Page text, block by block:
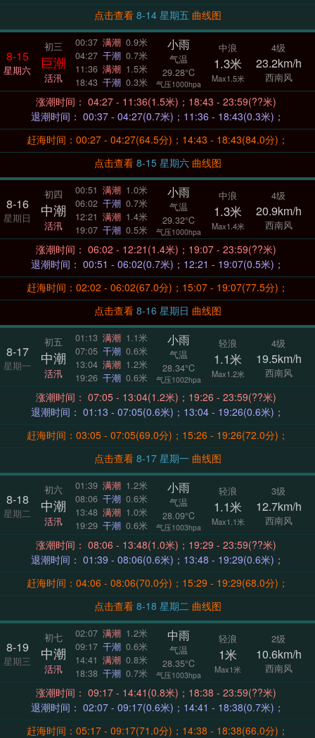
点击查看
8-14 星期五 曲线图
8-15
星期六
初三
巨潮
活汛
00:37 满潮 0.9米
04:27 干潮 0.7米
11:36 满潮 1.5米
18:43 干潮 0.3米
小雨
气温
29.28°C
气压1000hpa
中浪
1.3米
Max1.5米
4级
23.2km/h
西南风
涨潮时间： 04:27 - 11:36(1.5米)；18:43 - 23:59(??米)
退潮时间： 00:37 - 04:27(0.7米)；11:36 - 18:43(0.3米)；
赶海时间：00:27 - 04:27(64.5分)；14:43 - 18:43(84.0分)；
点击查看
8-15 星期六 曲线图
8-16
星期日
初四
中潮
活汛
00:51 满潮 1.0米
06:02 干潮 0.7米
12:21 满潮 1.4米
19:07 干潮 0.5米
小雨
气温
29.32°C
气压1000hpa
中浪
1.3米
Max1.4米
4级
20.9km/h
西南风
涨潮时间： 06:02 - 12:21(1.4米)；19:07 - 23:59(??米)
退潮时间： 00:51 - 06:02(0.7米)；12:21 - 19:07(0.5米)；
赶海时间：02:02 - 06:02(67.0分)；15:07 - 19:07(77.5分)；
点击查看
8-16 星期日 曲线图
8-17
星期一
初五
中潮
活汛
01:13 满潮 1.1米
07:05 干潮 0.6米
13:04 满潮 1.2米
19:26 干潮 0.6米
小雨
气温
28.34°C
气压1002hpa
轻浪
1.1米
Max1.2米
4级
19.5km/h
西南风
涨潮时间： 07:05 - 13:04(1.2米)；19:26 - 23:59(??米)
退潮时间： 01:13 - 07:05(0.6米)；13:04 - 19:26(0.6米)；
赶海时间：03:05 - 07:05(69.0分)；15:26 - 19:26(72.0分)；
点击查看
8-17 星期一 曲线图
8-18
星期二
初六
中潮
活汛
01:39 满潮 1.2米
08:06 干潮 0.6米
13:48 满潮 1.0米
19:29 干潮 0.6米
小雨
气温
28.09°C
气压1003hpa
轻浪
1.1米
Max1.1米
3级
12.7km/h
西南风
涨潮时间： 08:06 - 13:48(1.0米)；19:29 - 23:59(??米)
退潮时间： 01:39 - 08:06(0.6米)；13:48 - 19:29(0.6米)；
赶海时间：04:06 - 08:06(70.0分)；15:29 - 19:29(68.0分)；
点击查看
8-18 星期二 曲线图
8-19
星期三
初七
中潮
活汛
02:07 满潮 1.2米
09:17 干潮 0.6米
14:41 满潮 0.8米
18:38 干潮 0.7米
中雨
气温
28.35°C
气压1003hpa
轻浪
1米
Max1米
2级
10.6km/h
西南风
涨潮时间： 09:17 - 14:41(0.8米)；18:38 - 23:59(??米)
退潮时间： 02:07 - 09:17(0.6米)；14:41 - 18:38(0.7米)；
赶海时间：05:17 - 09:17(71.0分)；14:38 - 18:38(66.0分)；